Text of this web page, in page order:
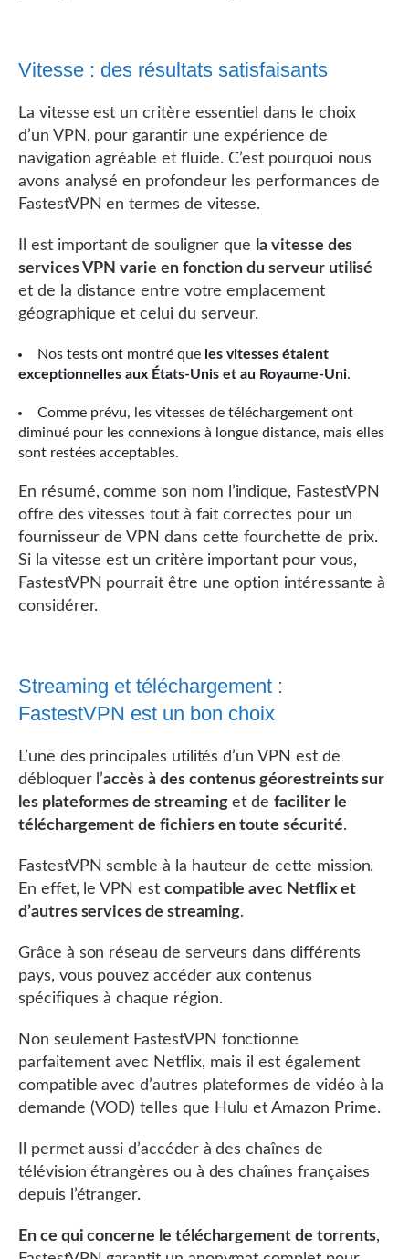
Vitesse : des résultats satisfaisants
La vitesse est un critère essentiel dans le choix
d’un VPN, pour garantir une expérience de
navigation agréable et fluide. C’est pourquoi nous
avons analysé en profondeur les performances de
FastestVPN en termes de vitesse.
Il est important de souligner que la vitesse des
services VPN varie en fonction du serveur utilisé
et de la distance entre votre emplacement
géographique et celui du serveur.
Nos tests ont montré que les vitesses étaient
exceptionnelles aux États-Unis et au Royaume-Uni.
Comme prévu, les vitesses de téléchargement ont
diminué pour les connexions à longue distance, mais elles
sont restées acceptables.
En résumé, comme son nom l’indique, FastestVPN
offre des vitesses tout à fait correctes pour un
fournisseur de VPN dans cette fourchette de prix.
Si la vitesse est un critère important pour vous,
FastestVPN pourrait être une option intéressante à
considérer.
Streaming et téléchargement :
FastestVPN est un bon choix
L’une des principales utilités d’un VPN est de
débloquer l’accès à des contenus géorestreints sur
les plateformes de streaminget defaciliter le
téléchargement de fichiers en toute sécurité.
FastestVPN semble à la hauteur de cette mission.
En effet, le VPN est compatible avec Netflix et
d’autres services de streaming.
Grâce à son réseau de serveurs dans différents
pays, vous pouvez accéder aux contenus
spécifiques à chaque région.
Non seulement FastestVPN fonctionne
parfaitement avec Netflix, mais il est également
compatible avec d’autres plateformes de vidéo à la
demande (VOD) telles que Hulu et Amazon Prime.
Il permet aussi d’accéder à des chaînes de
télévision étrangères ou à des chaînes françaises
depuis l’étranger.
En ce qui concerne le téléchargement de torrents,